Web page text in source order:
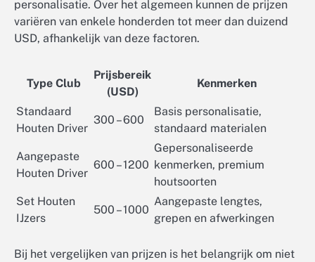
personalisatie. Over het algemeen kunnen de prijzen
variëren van enkele honderden tot meer dan duizend
USD, afhankelijk van deze factoren.
Type Club
Prijsbereik
(USD)
Kenmerken
Standaard
Houten Driver
300 – 600
Basis personalisatie,
standaard materialen
Aangepaste
Houten Driver
600 – 1200
Gepersonaliseerde
kenmerken, premium
houtsoorten
Set Houten
IJzers
500 – 1000
Aangepaste lengtes,
grepen en afwerkingen
Bij het vergelijken van prijzen is het belangrijk om niet